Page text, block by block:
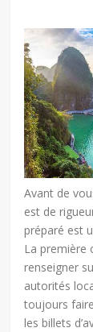
Avant de
est de
préparé est
La première
renseigner
autorités
toujours
les billets